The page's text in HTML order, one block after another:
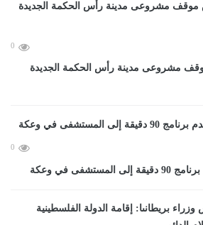
0
مشروعى مدينة رأس الحكمة الجديدة
0
في وعكة